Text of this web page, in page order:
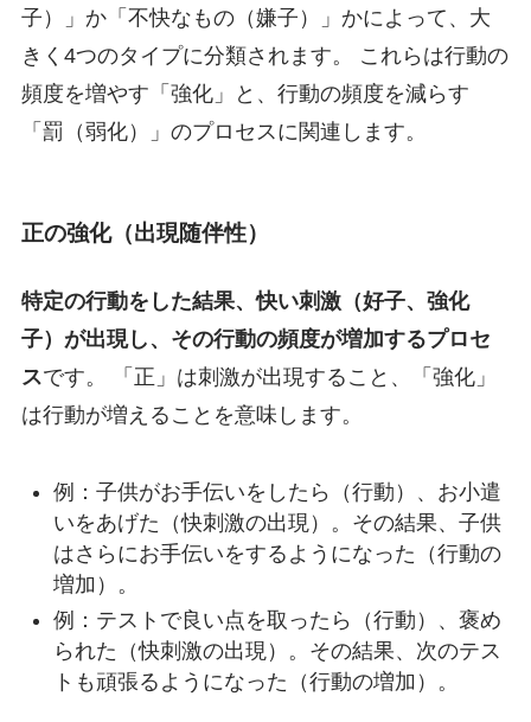
子）」か「不快なもの（嫌子）」かによって、大
きく4つのタイプに分類されます。 これらは行動の
頻度を増やす「強化」と、行動の頻度を減らす
「罰（弱化）」のプロセスに関連します。
正の強化（出現随伴性）
特定の行動をした結果、快い刺激（好子、強化
子）が出現し、その行動の頻度が増加するプロセ
スです。 「正」は刺激が出現すること、「強化」
は行動が増えることを意味します。
例：子供がお手伝いをしたら（行動）、お小遣
いをあげた（快刺激の出現）。その結果、子供
はさらにお手伝いをするようになった（行動の
増加）。
例：テストで良い点を取ったら（行動）、褒め
られた（快刺激の出現）。その結果、次のテス
トも頑張るようになった（行動の増加）。